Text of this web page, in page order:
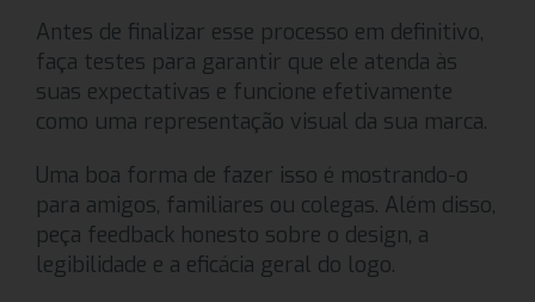
Antes de finalizar esse processo em definitivo,
faça testes para garantir que ele atenda às
suas expectativas e funcione efetivamente
como uma representação visual da sua marca.
Uma boa forma de fazer isso é mostrando-o
para amigos, familiares ou colegas. Além disso,
peça feedback honesto sobre o design, a
legibilidade e a eficácia geral do logo.